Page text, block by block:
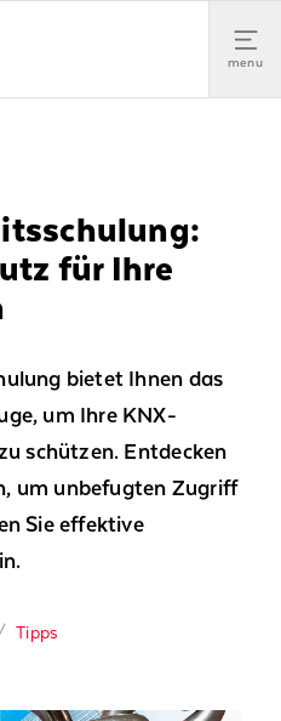
menu
für Ihre
bietet Ihnen das
um Ihre KNX-
schützen. Entdecken
um unbefugten Zugriff
Sie effektive
Tipps